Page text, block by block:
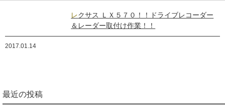
レクサス ＬＸ５７０！！ドライブレコーダー
＆レーダー取付け作業！！
2017.01.14
最近の投稿